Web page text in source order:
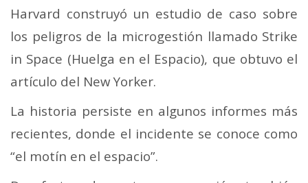
Harvard construyó un estudio de caso sobre
los peligros de la microgestión llamado Strike
in Space (Huelga en el Espacio), que obtuvo el
artículo del New Yorker.
La historia persiste en algunos informes más
recientes, donde el incidente se conoce como
“el motín en el espacio”.